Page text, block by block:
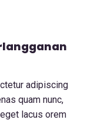
adipiscing
quam nunc,
lacus orem